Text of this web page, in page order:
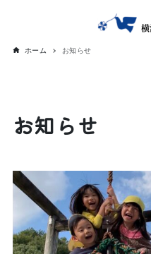
ホーム お知らせ
お知らせ